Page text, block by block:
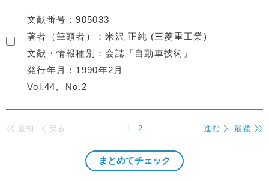
文献番号
905033
著者（筆頭者）
米沢 正純 (三菱重工業)
文献・情報種別
会誌「自動車技術」
発行年月
1990年2月
Vol.44
No.2
最初 戻る 1 2 進む 最後